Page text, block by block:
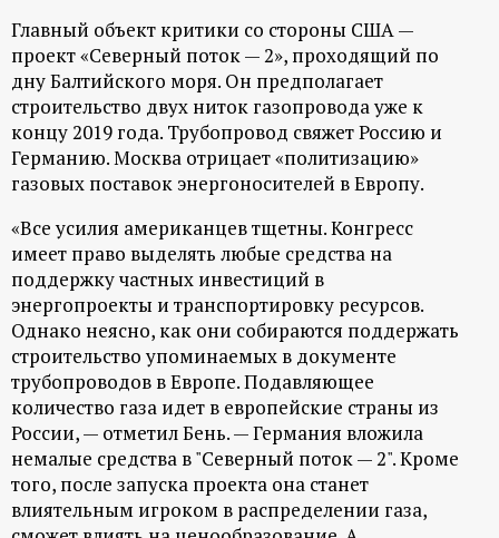
ы
й
п
о
р
т
а
л
Главный объект критики со стороны США —
проект «Северный поток — 2», проходящий по
дну Балтийского моря. Он предполагает
строительство двух ниток газопровода уже к
концу 2019 года. Трубопровод свяжет Россию и
Германию. Москва отрицает «политизацию»
газовых поставок энергоносителей в Европу.
«Все усилия американцев тщетны. Конгресс
имеет право выделять любые средства на
поддержку частных инвестиций в
энергопроекты и транспортировку ресурсов.
Однако неясно, как они собираются поддержать
строительство упоминаемых в документе
трубопроводов в Европе. Подавляющее
количество газа идет в европейские страны из
России, — отметил Бень. — Германия вложила
немалые средства в "Северный поток — 2". Кроме
того, после запуска проекта она станет
влиятельным игроком в распределении газа,